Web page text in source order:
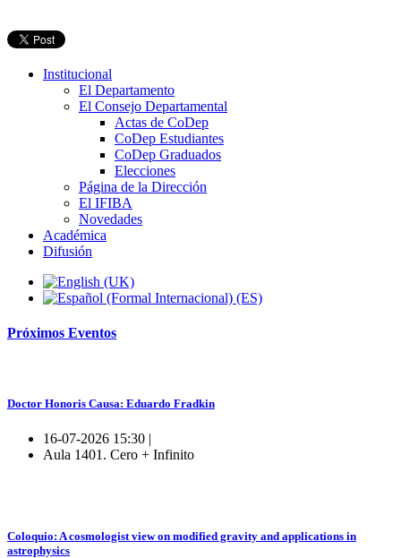
Institucional
El Departamento
El Consejo Departamental
Actas de CoDep
CoDep Estudiantes
CoDep Graduados
Elecciones
Página de la Dirección
El IFIBA
Novedades
Académica
Difusión
Próximos Eventos
Doctor Honoris Causa: Eduardo Fradkin
16-07-2026 15:30 |
Aula 1401. Cero + Infinito
Coloquio: A cosmologist view on modified gravity and applications in
astrophysics